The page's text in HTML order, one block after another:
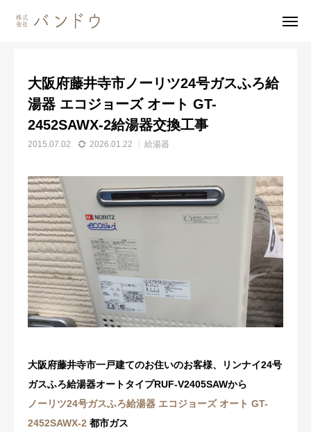
施工事例 給湯器 大阪府藤井寺市ノーリツ24号ガスふろ給湯器 エコジョーズ オート GT-2452SAWX-2給湯器交換工事
大阪府藤井寺市ノーリツ24号ガスふろ給
湯器 エコジョーズ オート GT-
2452SAWX-2給湯器交換工事
2015.07.02 2026.01.22 給湯器
大阪府藤井寺市一戸建てのお住いのお客様、リンナイ24号
ガスふろ給湯器オートタイプRUF-V2405SAWから
ノーリツ24号ガスふろ給湯器 エコジョーズ オート GT-
2452SAWX-2 都市ガス
無料見積・ お問い合わせ
施工風景
会社案内
事業内容
施工事例
商品紹介
おすすめ商品
お問い合わせ